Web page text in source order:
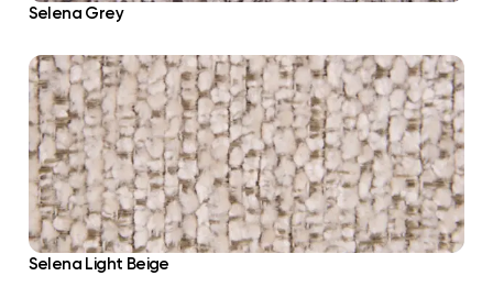
Selena Grey
Selena Light Beige